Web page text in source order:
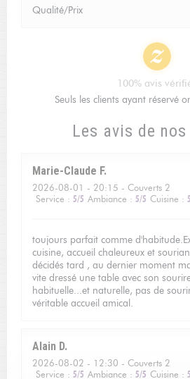
Les avis de
Marie-Claude F
2026-08-01 - 20:15 - Couverts 2
Service : 5/5 Ambiance : 5/5 Cuisine : 5
toujours parfait comme
cuisine, accueil chaleureux et
décidés tard , au dernier moment
vite dressé une table avec son
habituelle...et naturelle, pas de
véritable accueil amical.
Alain D
2026-08-02 - 12:30 - Couverts 2
Service : 5/5 Ambiance : 5/5 Cuisine : 5
Qualité/Prix
100% avis
Seuls les clients ayant réservé